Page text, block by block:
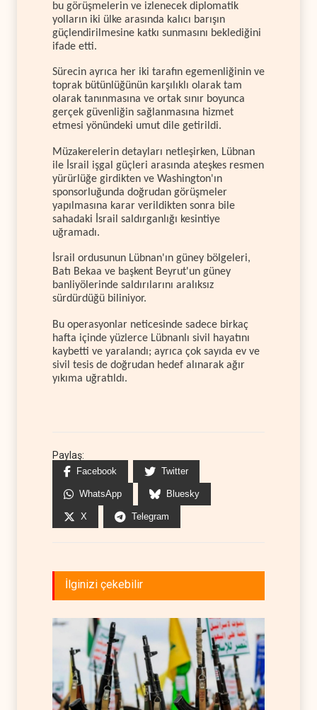
bu görüşmelerin ve izlenecek diplomatik
yolların iki ülke arasında kalıcı barışın
güçlendirilmesine katkı sunmasını beklediğini
ifade etti.
Sürecin ayrıca her iki tarafın egemenliğinin ve
toprak bütünlüğünün karşılıklı olarak tam
olarak tanınmasına ve ortak sınır boyunca
gerçek güvenliğin sağlanmasına hizmet
etmesi yönündeki umut dile getirildi.
Müzakerelerin detayları netleşirken, Lübnan
ile İsrail işgal güçleri arasında ateşkes resmen
yürürlüğe girdikten ve Washington'ın
sponsorluğunda doğrudan görüşmeler
yapılmasına karar verildikten sonra bile
sahadaki İsrail saldırganlığı kesintiye
uğramadı.
İsrail ordusunun Lübnan'ın güney bölgeleri,
Batı Bekaa ve başkent Beyrut'un güney
banliyölerinde saldırılarını aralıksız
sürdürdüğü biliniyor.
Bu operasyonlar neticesinde sadece birkaç
hafta içinde yüzlerce Lübnanlı sivil hayatını
kaybetti ve yaralandı; ayrıca çok sayıda ev ve
sivil tesis de doğrudan hedef alınarak ağır
yıkıma uğratıldı.
Paylaş:
Facebook Twitter
WhatsApp Bluesky
X Telegram
İlginizi çekebilir